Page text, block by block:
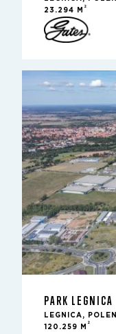
23.294 M
2
PARK LEGNICA
LEGNICA, POLEN
120.259 M
2